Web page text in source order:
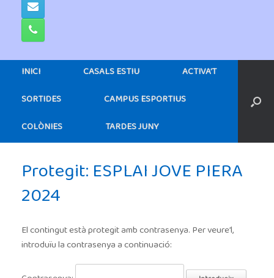
INICI CASALS ESTIU
ACTIVA’T
SORTIDES
CAMPUS ESPORTIUS
COLÒNIES
TARDES JUNY
Protegit: ESPLAI JOVE PIERA
2024
El contingut està protegit amb contrasenya. Per veure’l,
introduïu la contrasenya a continuació: